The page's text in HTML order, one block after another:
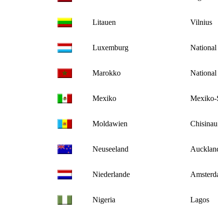
Litauen Vilnius
Luxemburg National
Marokko National
Mexiko Mexiko-
Moldawien Chisinau
Neuseeland
Niederlande
Nigeria Lagos